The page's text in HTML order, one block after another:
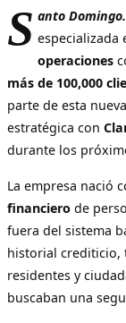
S anto Domingo.
especializada
operaciones
más de 100,000
parte de esta
estratégica con
durante los
La empresa nació
financiero de
fuera del sistema
historial crediticio,
residentes y
buscaban una